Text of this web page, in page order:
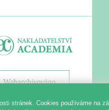
stránek. Cookies používáme na